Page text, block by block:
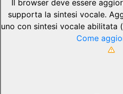
Il browser deve essere
supporta la sintesi vocale.
uno con sintesi vocale abilitata
Come